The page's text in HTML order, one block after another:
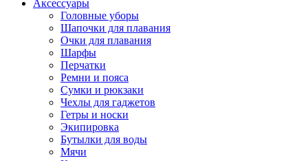
Аксессуары
Головные уборы
Шапочки для плавания
Очки для плавания
Шарфы
Перчатки
Ремни и пояса
Сумки и рюкзаки
Чехлы для гаджетов
Гетры и носки
Экипировка
Бутылки для воды
Мячи